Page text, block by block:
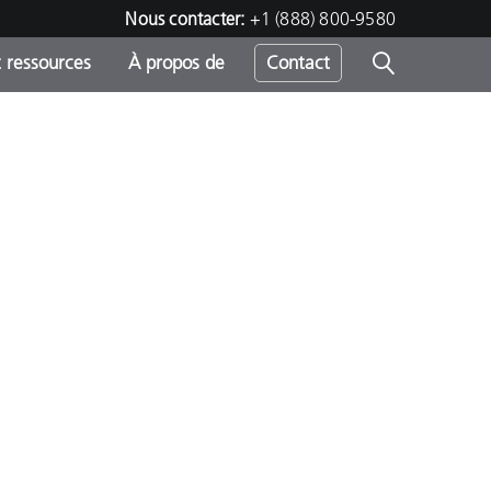
Nous contacter: +1 (888) 800-9580
À propos de Contact